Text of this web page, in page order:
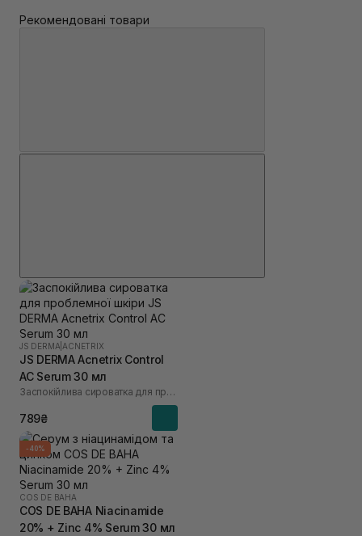
Рекомендовані товари
JS DERMA ACNETRIX
JS DERMA Acnetrix Control
AC Serum 30 мл
Заспокійлива сироватка для проблемної шкіри
789₴
-40%
COS DE BAHA
COS DE BAHA Niacinamide
20% + Zinc 4% Serum 30 мл